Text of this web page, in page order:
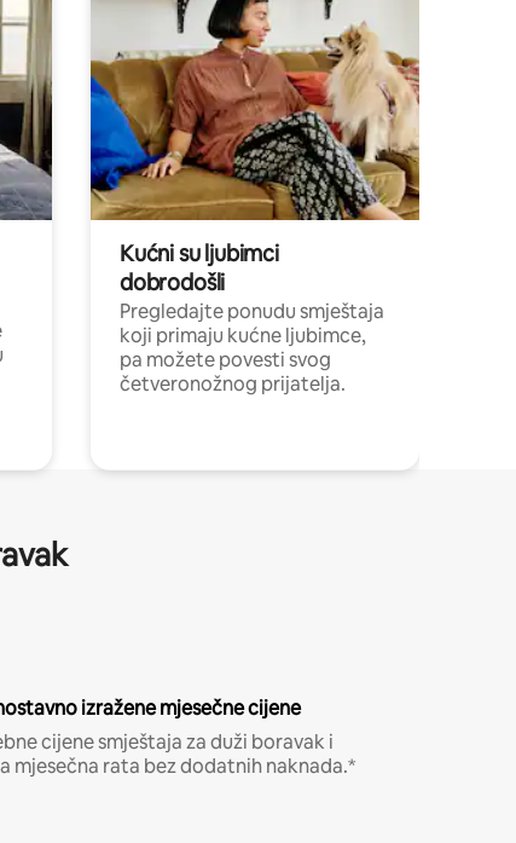
Kućni su ljubimci
dobrodošli
Pregledajte ponudu smještaja
koji primaju kućne ljubimce,
pa možete povesti svog
četveronožnog prijatelja.
izražene mjesečne cijene
cijene smještaja za duži boravak i
mjesečna rata bez dodatnih naknada.*